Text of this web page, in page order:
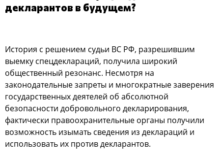
декларантов в будущем?
История с решением судьи ВС РФ, разрешившим
выемку спецдеклараций, получила широкий
общественный резонанс. Несмотря на
законодательные запреты и многократные заверения
государственных деятелей об абсолютной
безопасности добровольного декларирования,
фактически правоохранительные органы получили
возможность изымать сведения из деклараций и
использовать их против декларантов.